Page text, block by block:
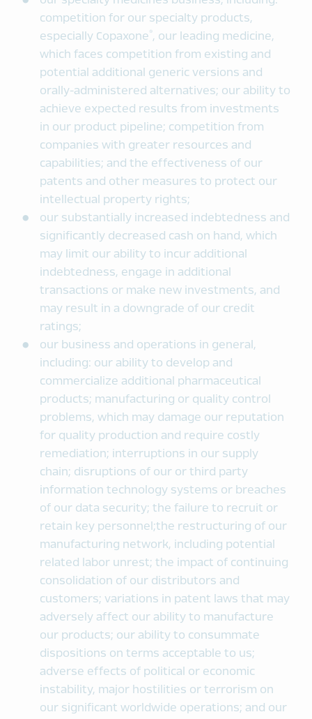
competition for our specialty products,
especially Copaxone®, our leading medicine,
which faces competition from existing and
potential additional generic versions and
orally-administered alternatives; our ability to
achieve expected results from investments
in our product pipeline; competition from
companies with greater resources and
capabilities; and the effectiveness of our
patents and other measures to protect our
intellectual property rights;
our substantially increased indebtedness and
significantly decreased cash on hand, which
may limit our ability to incur additional
indebtedness, engage in additional
transactions or make new investments, and
may result in a downgrade of our credit
ratings;
our business and operations in general,
including: our ability to develop and
commercialize additional pharmaceutical
products; manufacturing or quality control
problems, which may damage our reputation
for quality production and require costly
remediation; interruptions in our supply
chain; disruptions of our or third party
information technology systems or breaches
of our data security; the failure to recruit or
retain key personnel;the restructuring of our
manufacturing network, including potential
related labor unrest; the impact of continuing
consolidation of our distributors and
customers; variations in patent laws that may
adversely affect our ability to manufacture
our products; our ability to consummate
dispositions on terms acceptable to us;
adverse effects of political or economic
instability, major hostilities or terrorism on
our significant worldwide operations; and our